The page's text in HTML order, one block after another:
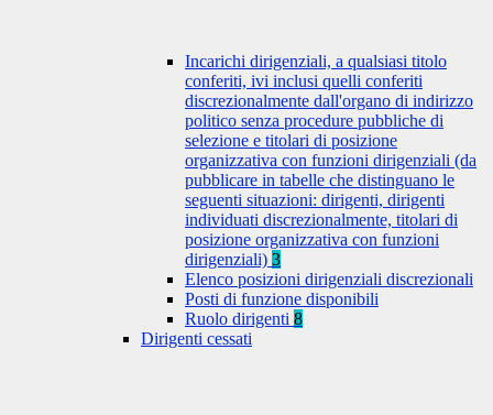
Incarichi dirigenziali, a qualsiasi titolo
conferiti, ivi inclusi quelli conferiti
discrezionalmente dall'organo di indirizzo
politico senza procedure pubbliche di
selezione e titolari di posizione
organizzativa con funzioni dirigenziali (da
pubblicare in tabelle che distinguano le
seguenti situazioni: dirigenti, dirigenti
individuati discrezionalmente, titolari di
posizione organizzativa con funzioni
dirigenziali) 3
Elenco posizioni dirigenziali discrezionali
Posti di funzione disponibili
Ruolo dirigenti 8
Dirigenti cessati